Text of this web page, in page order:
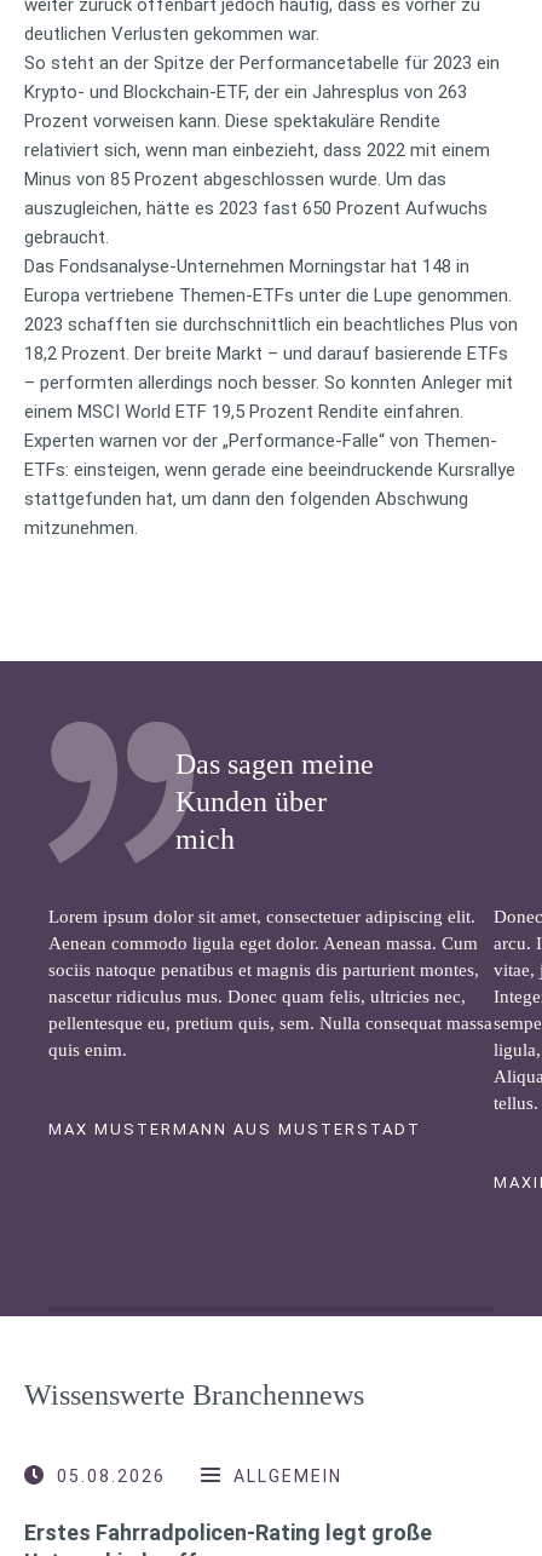
weiter zurück offenbart jedoch häufig, dass es vorher zu
deutlichen Verlusten gekommen war.
So steht an der Spitze der Performancetabelle für 2023 ein
Krypto- und Blockchain-ETF, der ein Jahresplus von 263
Prozent vorweisen kann. Diese spektakuläre Rendite
relativiert sich, wenn man einbezieht, dass 2022 mit einem
Minus von 85 Prozent abgeschlossen wurde. Um das
auszugleichen, hätte es 2023 fast 650 Prozent Aufwuchs
gebraucht.
Das Fondsanalyse-Unternehmen Morningstar hat 148 in
Europa vertriebene Themen-ETFs unter die Lupe genommen.
2023 schafften sie durchschnittlich ein beachtliches Plus von
18,2 Prozent. Der breite Markt – und darauf basierende ETFs
– performten allerdings noch besser. So konnten Anleger mit
einem MSCI World ETF 19,5 Prozent Rendite einfahren.
Experten warnen vor der „Performance-Falle“ von Themen-
ETFs: einsteigen, wenn gerade eine beeindruckende Kursrallye
stattgefunden hat, um dann den folgenden Abschwung
mitzunehmen.
Das sagen meine
Kunden über
mich
Lorem ipsum dolor sit amet, consectetuer adipiscing elit.
Aenean commodo ligula eget dolor. Aenean massa. Cum
sociis natoque penatibus et magnis dis parturient montes,
nascetur ridiculus mus. Donec quam felis, ultricies nec,
pellentesque eu, pretium quis, sem. Nulla consequat massa
quis enim.
MAX MUSTERMANN AUS MUSTERSTADT
arcu.
vitae,
tellus.
Wissenswerte Branchennews
05.08.2026 ALLGEMEIN
Erstes Fahrradpolicen-Rating legt große